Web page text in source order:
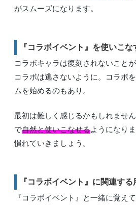
がスムーズになります。
『コラボイベント』を使いこな
コラボキャラは復刻されないこと
コラボは逃さないように。コラボ
ムを始めるのもあり。
最初は難しく感じるかもしれませ
で自然と使いこなせるようになり
慣れていきましょう。
『コラボイベント』に関連する
『コラボイベント』と一緒に覚え